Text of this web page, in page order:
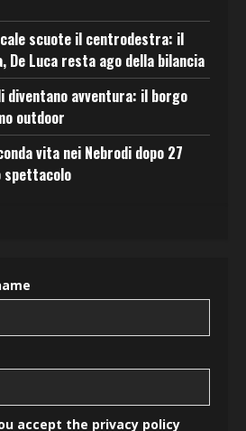
scuote il centrodestra: il
De Luca resta ago della bilancia
diventano avventura: il borgo
outdoor
vita nei Nebrodi dopo 27
spettacolo
accept the privacy policy